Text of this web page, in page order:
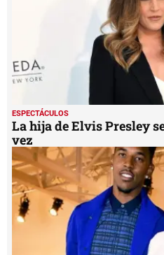
ESPECTÁCULOS
La hija de Elvis Presley
vez